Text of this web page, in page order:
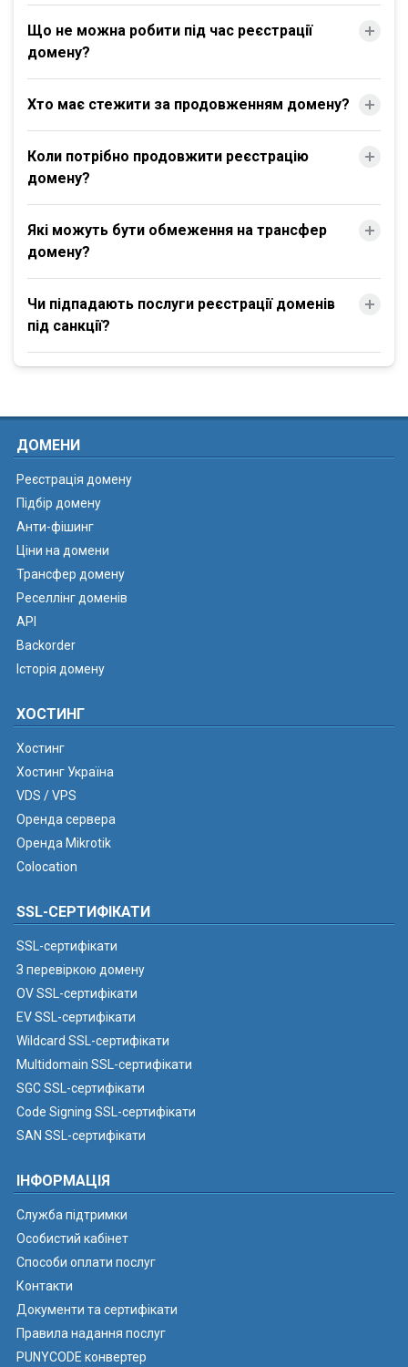
Що не можна робити під час реєстрації
домену?
Хто має стежити за продовженням домену?
Коли потрібно продовжити реєстрацію
домену?
Які можуть бути обмеження на трансфер
домену?
Чи підпадають послуги реєстрації доменів
під санкції?
ДОМЕНИ
Реєстрація домену
Підбір домену
Анти-фішинг
Ціни на домени
Трансфер домену
Реселлінг доменів
API
Backorder
Історія домену
ХОСТИНГ
Хостинг
Хостинг Україна
VDS / VPS
Оренда сервера
Оренда Mikrotik
Colocation
SSL-СЕРТИФІКАТИ
SSL-сертифікати
З перевіркою домену
OV SSL-сертифікати
EV SSL-сертифікати
Wildcard SSL-сертифікати
Multidomain SSL-сертифікати
SGC SSL-сертифікати
Code Signing SSL-сертифікати
SAN SSL-сертифікати
ІНФОРМАЦІЯ
Служба підтримки
Особистий кабінет
Способи оплати послуг
Контакти
Документи та сертифікати
Правила надання послуг
PUNYCODE конвертер